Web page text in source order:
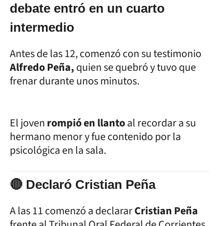
debate entró en un cuarto
intermedio
Antes de las 12, comenzó con su testimonio
Alfredo Peña,quien se quebró y tuvo que
frenar durante unos minutos.
El jovenrompió en llantoal recordar a su
hermano menor y fue contenido por la
psicológica en la sala.
🔴 Declaró Cristian Peña
A las 11 comenzó a declararCristian Peña